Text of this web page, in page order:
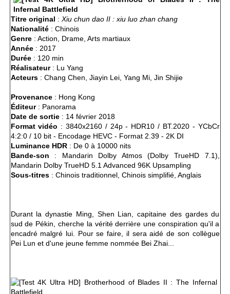
Titre original : Xiu chun dao II : xiu luo zhan chang
Nationalité: Chinois
Genre: Action, Drame, Arts martiaux
Année: 2017
Durée: 120 min
Réalisateur: Lu Yang
Acteurs: Chang Chen, Jiayin Lei, Yang Mi, Jin Shijie
Provenance: Hong Kong
Éditeur: Panorama
Date de sortie: 14 février 2018
Format vidéo : 3840x2160 / 24p - HDR10 / BT.2020 - YCbCr
4:2:0 / 10 bit - Encodage HEVC - Format 2.39 - 2K DI
Luminance HDR: De 0 à 10000 nits
Bande-son : Mandarin Dolby Atmos (Dolby TrueHD 7.1),
Mandarin Dolby TrueHD 5.1 Advanced 96K Upsampling
Sous-titres: Chinois traditionnel, Chinois simplifié, Anglais
Durant la dynastie Ming, Shen Lian, capitaine des gardes du
sud de Pékin, cherche la vérité derrière une conspiration qu'il a
encadré malgré lui. Pour se faire, il sera aidé de son collègue
Pei Lun et d'une jeune femme nommée Bei Zhai...